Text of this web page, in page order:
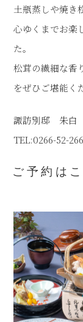
土瓶蒸しや焼き
心ゆくまでお楽
た。
松茸の繊細な香
をぜひご堪能く
諏訪別邸 朱白
TEL:0266-52-
ご予約は